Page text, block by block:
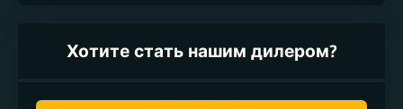
Хотите стать нашим дилером?